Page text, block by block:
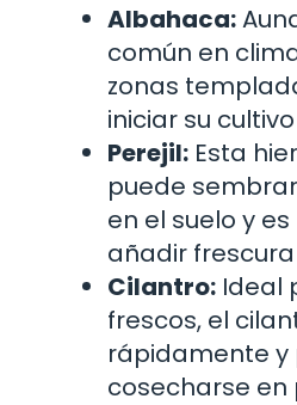
Albahaca:
común en
zonas
iniciar su
Perejil: Esta
puede
en el suelo y
añadir
Cilantro: Ideal
frescos, el
rápidamente y
cosecharse en